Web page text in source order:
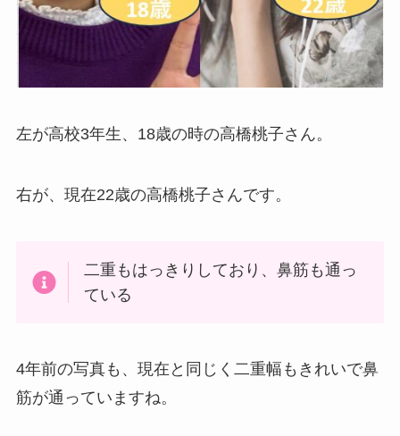
左が高校3年生、18歳の時の高橋桃子さん。
右が、現在22歳の高橋桃子さんです。
二重もはっきりしており、鼻筋も通っ
ている
4年前の写真も、現在と同じく二重幅もきれいで鼻
筋が通っていますね。